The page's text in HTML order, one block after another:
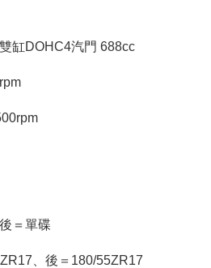
缸DOHC4汽門 688cc
＝單碟
、後＝180/55ZR17